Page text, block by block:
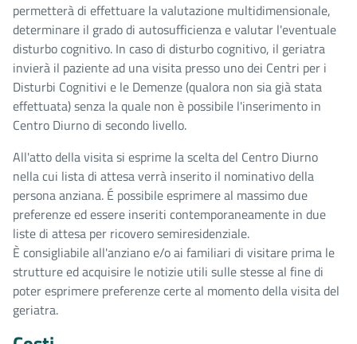
permetterà di effettuare la valutazione multidimensionale,
determinare il grado di autosufficienza e valutar l'eventuale
disturbo cognitivo. In caso di disturbo cognitivo, il geriatra
invierà il paziente ad una visita presso uno dei Centri per i
Disturbi Cognitivi e le Demenze (qualora non sia già stata
effettuata) senza la quale non è possibile l'inserimento in
Centro Diurno di secondo livello.
All'atto della visita si esprime la scelta del Centro Diurno
nella cui lista di attesa verrà inserito il nominativo della
persona anziana. É possibile esprimere al massimo due
preferenze ed essere inseriti contemporaneamente in due
liste di attesa per ricovero semiresidenziale.
È consigliabile all'anziano e/o ai familiari di visitare prima le
strutture ed acquisire le notizie utili sulle stesse al fine di
poter esprimere preferenze certe al momento della visita del
geriatra.